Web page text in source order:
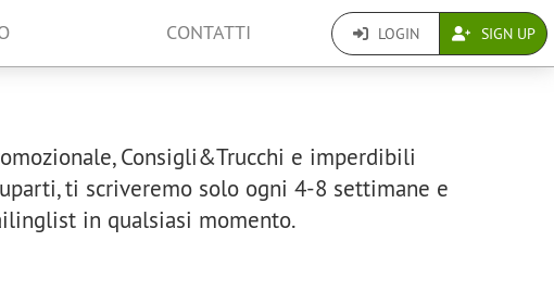
CONTATTI LOGIN SIGN UP
Consigli&Trucchi e imperdibili
ti scriveremo solo ogni 4-8 settimane e
in qualsiasi momento.